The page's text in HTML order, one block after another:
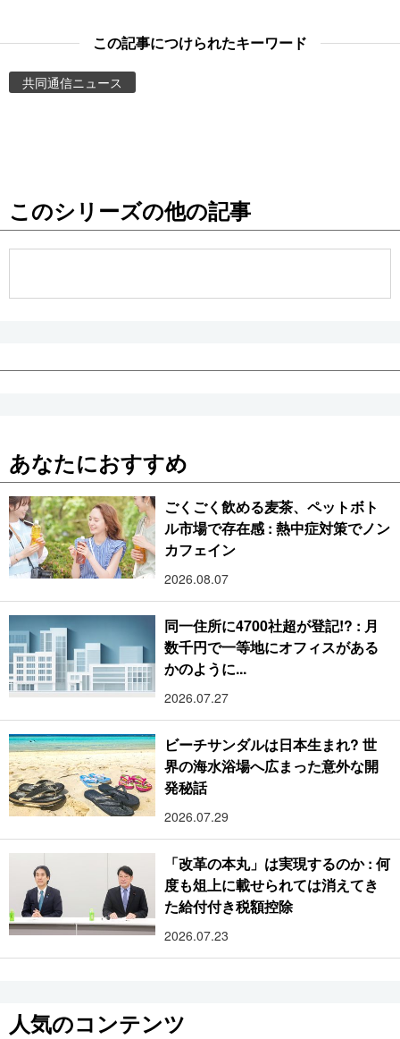
お知らせ
この記事につけられたキーワード
共同通信ニュース
このシリーズの他の記事
あなたにおすすめ
ごくごく飲める麦茶、ペットボト
ル市場で存在感 : 熱中症対策でノン
カフェイン
2026.08.07
同一住所に4700社超が登記!? : 月
数千円で一等地にオフィスがある
かのように...
2026.07.27
ビーチサンダルは日本生まれ? 世
界の海水浴場へ広まった意外な開
発秘話
2026.07.29
「改革の本丸」は実現するのか : 何
度も俎上に載せられては消えてき
た給付付き税額控除
2026.07.23
人気のコンテンツ